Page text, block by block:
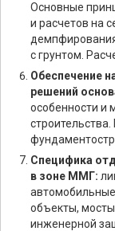
Основные
и расчетов на
с грунтом.
Обеспечение
решений
особенности и
Специфика
в зоне ММГ:
объекты,
инженерной